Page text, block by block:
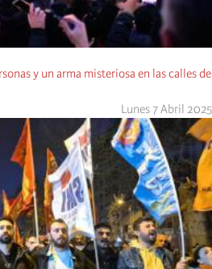
y un arma misteriosa en las calles de
Lunes 7 Abril 2025